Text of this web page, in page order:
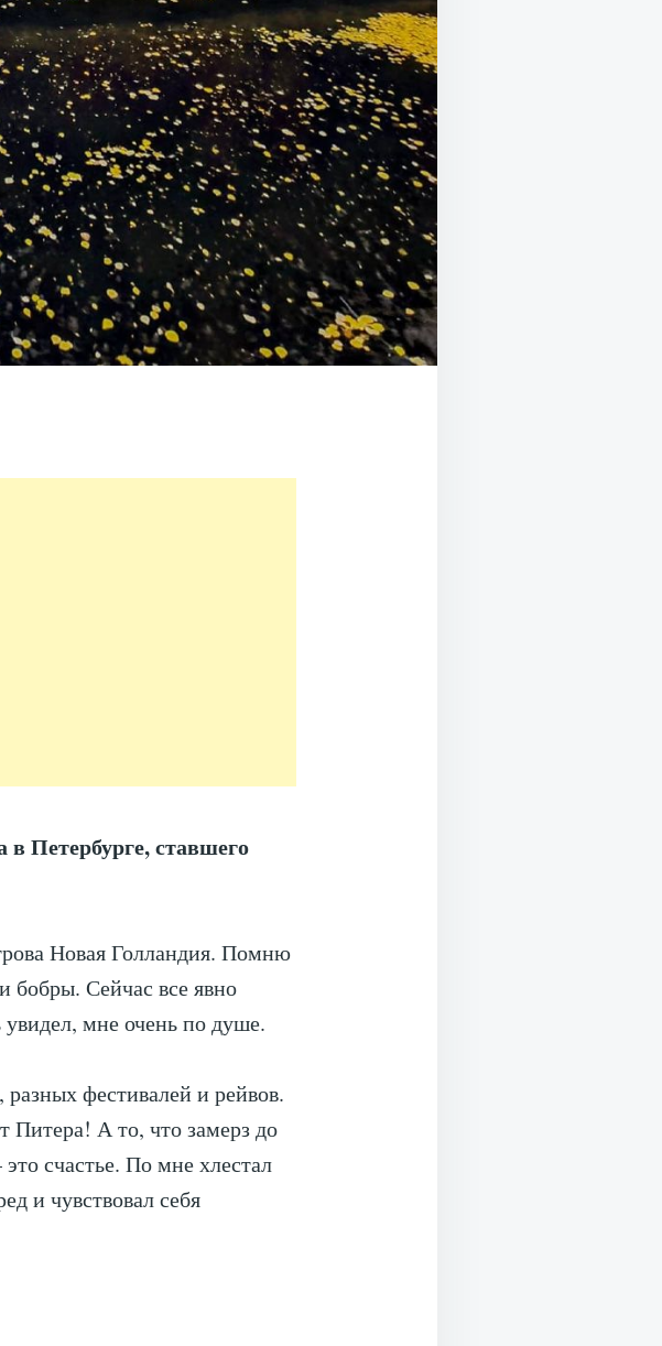
Петербурге, ставшего
Новая Голландия. Помню
бобры. Сейчас все явно
мне очень по душе.
разных фестивалей и рейвов.
Питера! А то, что замерз до
счастье. По мне хлестал
и чувствовал себя